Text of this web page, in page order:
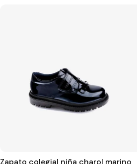
Zapato colegial niña charol marino